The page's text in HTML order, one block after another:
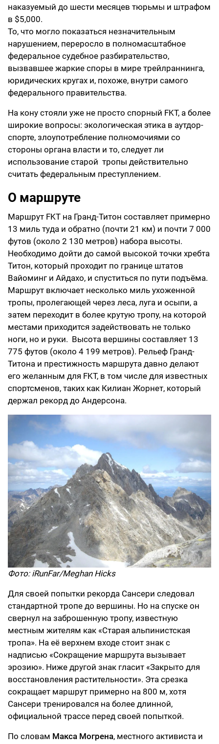
наказуемый до шести месяцев тюрьмы и штрафом
в $5,000.
То, что могло показаться незначительным
нарушением, переросло в полномасштабное
федеральное судебное разбирательство,
вызвавшее жаркие споры в мире трейлраннинга,
юридических кругах и, похоже, внутри самого
федерального правительства.
На кону стояли уже не просто спорный FKT, а более
широкие вопросы: экологическая этика в аутдор-
спорте, злоупотребление полномочиями со
стороны органа власти и то, следует ли
использование старой тропы действительно
считать федеральным преступлением.
О маршруте
Маршрут FKT на Гранд-Титон составляет примерно
13 миль туда и обратно (почти 21 км) и почти 7 000
футов (около 2 130 метров) набора высоты.
Необходимо дойти до самой высокой точки хребта
Титон, который проходит по границе штатов
Вайоминг и Айдахо, и спуститься по пути подъёма.
Маршрут включает несколько миль ухоженной
тропы, пролегающей через леса, луга и осыпи, а
затем переходит в более крутую тропу, на которой
местами приходится задействовать не только
ноги, но и руки. Высота вершины составляет 13
775 футов (около 4 199 метров). Рельеф Гранд-
Титона и престижность маршрута давно делают
его желанным для FKT, в том числе для известных
спортсменов, таких как Килиан Жорнет, который
держал рекорд до Андерсона.
Фото: iRunFar/Meghan Hicks
Для своей попытки рекорда Сансери следовал
стандартной тропе до вершины. Но на спуске он
свернул на заброшенную тропу, известную
местным жителям как «Старая альпинистская
тропа». На её верхнем входе стоит знак с
надписью «Сокращение маршрута вызывает
эрозию». Ниже другой знак гласит «Закрыто для
восстановления растительности». Эта срезка
сокращает маршрут примерно на 800 м, хотя
Сансери тренировался на более длинной,
официальной трассе перед своей попыткой.
По словам Макса Могрена, местного активиста и